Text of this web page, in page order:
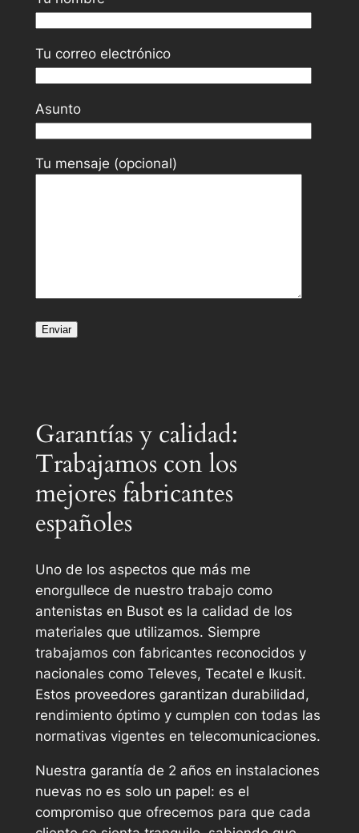
Tu correo electrónico
Asunto
Tu mensaje (opcional)
Garantías y calidad:
Trabajamos con los
mejores fabricantes
españoles
Uno de los aspectos que más me
enorgullece de nuestro trabajo como
antenistas en Busot es la calidad de los
materiales que utilizamos. Siempre
trabajamos con fabricantes reconocidos y
nacionales como Televes, Tecatel e Ikusit.
Estos proveedores garantizan durabilidad,
rendimiento óptimo y cumplen con todas las
normativas vigentes en telecomunicaciones.
Nuestra garantía de 2 años en instalaciones
nuevas no es solo un papel: es el
compromiso que ofrecemos para que cada